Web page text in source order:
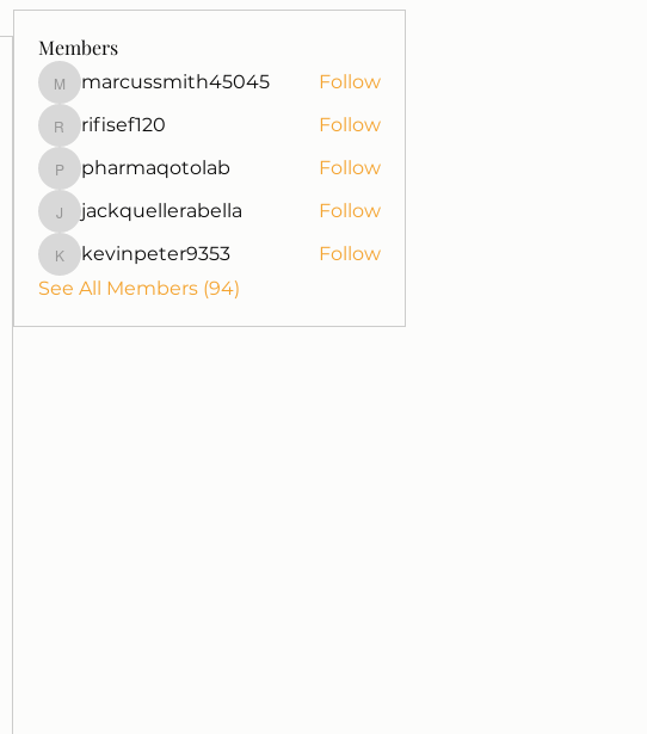
Members
marcussmith45045
marcussmith45045 Follow
rifisef120
rifisef120 Follow
pharmaqotolab
pharmaqotolab Follow
jackquellerabella
jackquellerabella Follow
kevinpeter9353
kevinpeter9353
Follow
See All Members (94)